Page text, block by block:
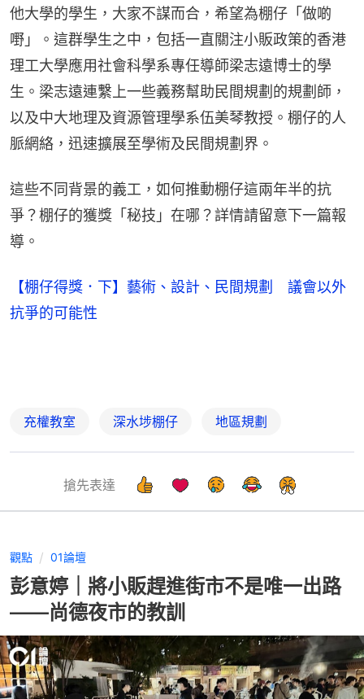
他大學的學生，大家不謀而合，希望為棚仔「做啲
嘢」。這群學生之中，包括一直關注小販政策的香港
理工大學應用社會科學系專任導師梁志遠博士的學
生。梁志遠連繫上一些義務幫助民間規劃的規劃師，
以及中大地理及資源管理學系伍美琴教授。棚仔的人
脈網絡，迅速擴展至學術及民間規劃界。
這些不同背景的義工，如何推動棚仔這兩年半的抗
爭？棚仔的獲獎「秘技」在哪？詳情請留意下一篇報
導。
【棚仔得獎．下】藝術、設計、民間規劃 議會以外
抗爭的可能性
充權教室 深水埗棚仔 地區規劃
搶先表達
觀點 01論壇
彭意婷｜將小販趕進街市不是唯一出路
——尚德夜市的教訓